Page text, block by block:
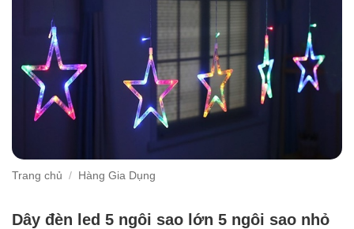
Trang chủ / Hàng Gia Dụng
Dây đèn led 5 ngôi sao lớn 5 ngôi sao nhỏ